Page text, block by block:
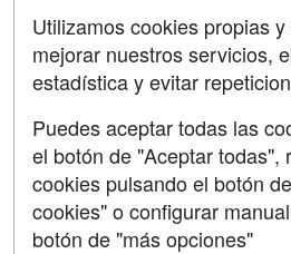
Contactar
Confidencialidad
Aviso legal
Copyleft
Utilizamos cookies propias
mejorar nuestros servicios,
estadística y evitar
Puedes aceptar todas las
el botón de "Aceptar todas",
cookies pulsando el botón
cookies" o configurar
botón de "más opciones"